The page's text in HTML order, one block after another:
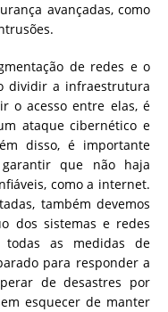
avançadas, como
de redes e o
dividir a infraestrutura
o acesso entre elas, é
ataque cibernético e
disso, é importante
que não haja
como a internet.
também devemos
dos sistemas e redes
as medidas de
para responder a
de desastres por
esquecer de manter